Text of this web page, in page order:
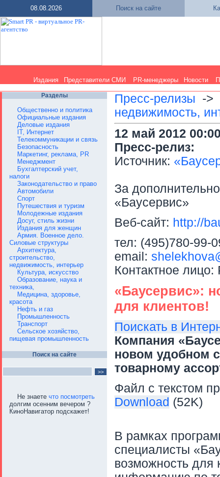
08.08.2026 Поиск на сайте
Издания Представители СМИ PR-менеджеры Новости
Разделы
Общественно и политика
Официальные издания
Деловые издания
IT, Интернет
Телекоммуникации и связь
Безопасность
Маркетинг, реклама, PR
Менеджмент
Бухгалтерский учет,
налоги
Законодательство и право
Автомобили
Спорт
Путешествия и туризм
Молодежные издания
Досуг, стиль жизни
Издания для женщин
Армия. Военное дело.
Силовые структуры
Архитектура,
строительство,
недвижимость, интерьер
Культура, искусство
Образование, наука и
техника,
Медицина, здоровье,
красота
Нефть и газ
Промышленность
Транспорт
Сельское хозяйство,
пищевая промышленность
Поиск на сайте
Не знаете что посмотреть
долгим осенним вечером ?
КиноНавигатор подскажет!
Пресс-релизы ->
недвижимость,
12 май 2012
Пресс-релиз:
Источник:
За
«Баусервис»
Веб-сайт: http://
тел: (495)780-99-
email:
Контактное
«Баусервис»:
для клиентов!
Поискать в
Компания
новом удобном
товарному
Файл с текстом
Download (52K)
В рамках
специалисты
возможность для